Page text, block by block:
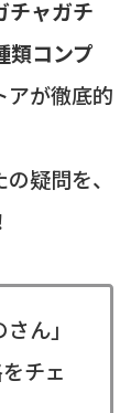
チャガチ
類コンプ
アが徹底的
疑問を、
ん」
チェ